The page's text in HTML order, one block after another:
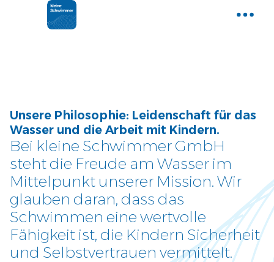
Aktuelle News
Neues und Tipps aus der Welt der
kleinen Schwimmer
Kurse
Entdecke unser Kursangebot
Über uns
Tauche ein und lerne uns
kennen
Unsere Philosophie: Leidenschaft für das
Wasser und die Arbeit mit Kindern.
Bei kleine Schwimmer GmbH
steht die Freude am Wasser im
Mittelpunkt unserer Mission. Wir
glauben daran, dass das
Schwimmen eine wertvolle
Fähigkeit ist, die Kindern Sicherheit
und Selbstvertrauen vermittelt.